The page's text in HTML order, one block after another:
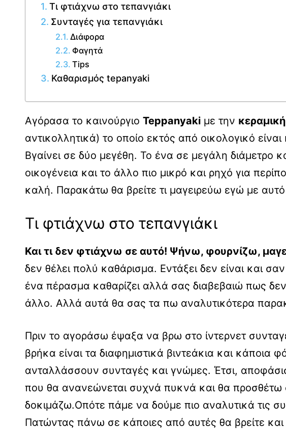
Τι φτιάχνω στο τεπανγιάκι
Συνταγές για τεπανγιάκι
Διάφορα
Φαγητά
Tips
Καθαρισμός tepanyaki
Αγόρασα το καινούργιο Teppanyaki με την
αντικολλητικά) το οποίο εκτός από οικολογικό είναι
Βγαίνει σε δύο μεγέθη. Το ένα σε μεγάλη διάμετρο
οικογένεια και το άλλο πιο μικρό και ρηχό για
καλή. Παρακάτω θα βρείτε τι μαγειρεύω εγώ με
Τι φτιάχνω στο τεπανγιάκι
Και τι δεν φτιάχνω σε αυτό! Ψήνω, φουρνίζω,
δεν θέλει πολύ καθάρισμα. Εντάξει δεν είναι και
ένα πέρασμα καθαρίζει αλλά σας διαβεβαιώ πως
άλλο. Αλλά αυτά θα σας τα πω αναλυτικότερα
Πριν το αγοράσω έψαξα να βρω στο ίντερνετ
βρήκα είναι τα διαφημιστικά βιντεάκια και κάποια
ανταλλάσσουν συνταγές και γνώμες. Έτσι,
που θα ανανεώνεται συχνά πυκνά και θα προσθέτω
δοκιμάζω.Οπότε πάμε να δούμε πιο αναλυτικά τις
Πατώντας πάνω σε κάποιες από αυτές θα βρείτε και